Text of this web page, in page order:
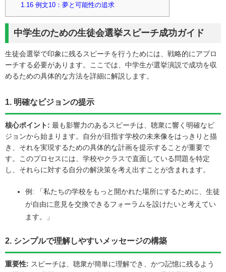
1.16例文10：夢と可能性の追求
中学生のための生徒会選挙スピーチ成功ガイド
生徒会選挙で印象に残るスピーチを行うためには、戦略的にアプロ
ーチする必要があります。ここでは、中学生が選挙演説で成功を収
めるための具体的な方法を詳細に解説します。
1. 明確なビジョンの提示
核心ポイント: 最も影響力のあるスピーチは、聴衆に響く明確なビ
ジョンから始まります。自分が目指す学校の未来像をはっきりと描
き、それを実現するための具体的な計画を提示することが重要で
す。このプロセスには、学校やクラスで直面している問題を特定
し、それらに対する自分の解決策を考え出すことが含まれます。
例: 「私たちの学校をもっと開かれた場所にするために、生徒
が自由に意見を交換できるフォーラムを設けたいと考えてい
ます。」
2. シンプルで理解しやすいメッセージの構築
重要性: スピーチは、聴衆が簡単に理解でき、かつ記憶に残るよう